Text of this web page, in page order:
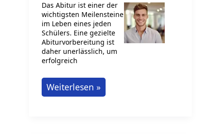
Das Abitur ist einer der
wichtigsten Meilensteine
im Leben eines jeden
Schülers. Eine gezielte
Abiturvorbereitung ist
daher unerlässlich, um
erfolgreich
Abiturvorbereitung:
In
Weiterlesen »